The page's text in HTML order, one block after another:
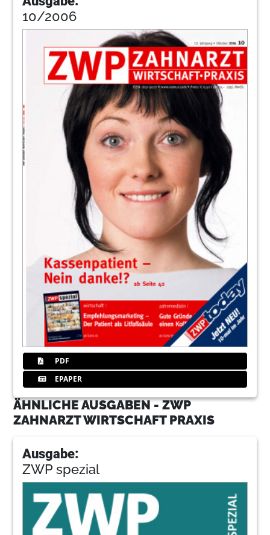
10/2006
PDF
EPAPER
ÄHNLICHE AUSGABEN - ZWP
ZAHNARZT WIRTSCHAFT PRAXIS
Ausgabe:
ZWP spezial